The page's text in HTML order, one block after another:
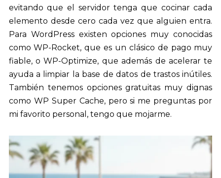
evitando que el servidor tenga que cocinar cada
elemento desde cero cada vez que alguien entra.
Para WordPress existen opciones muy conocidas
como WP-Rocket, que es un clásico de pago muy
fiable, o WP-Optimize, que además de acelerar te
ayuda a limpiar la base de datos de trastos inútiles.
También tenemos opciones gratuitas muy dignas
como WP Super Cache, pero si me preguntas por
mi favorito personal, tengo que mojarme.